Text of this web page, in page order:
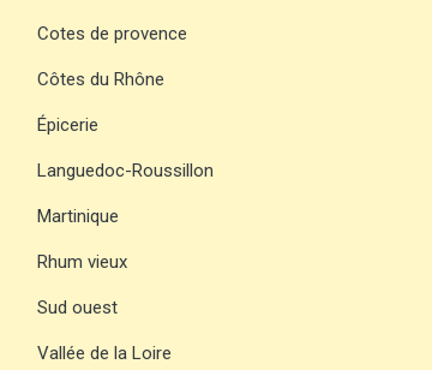
Cotes de provence
Côtes du Rhône
Épicerie
Languedoc-Roussillon
Martinique
Rhum vieux
Sud ouest
Vallée de la Loire